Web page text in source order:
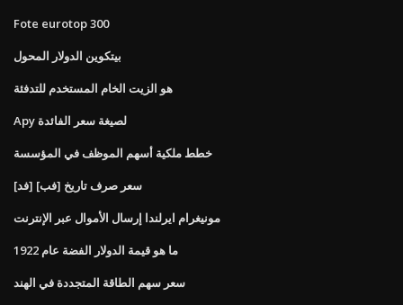
Fote eurotop 300
بيتكوين الدولار المحول
هو الزيت الخام المستخدم للتدفئة
Apy لصيغة سعر الفائدة
خطط ملكية أسهم الموظف في المؤسسة
[فد] [فب] سعر صرف تاريخ
مونيغرام ايرلندا إرسال الأموال عبر الإنترنت
ما هو قيمة الدولار الفضة عام 1922
سعر سهم الطاقة المتجددة في الهند